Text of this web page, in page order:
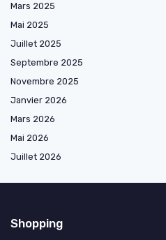
Mars 2025
Mai 2025
Juillet 2025
Septembre 2025
Novembre 2025
Janvier 2026
Mars 2026
Mai 2026
Juillet 2026
Shopping